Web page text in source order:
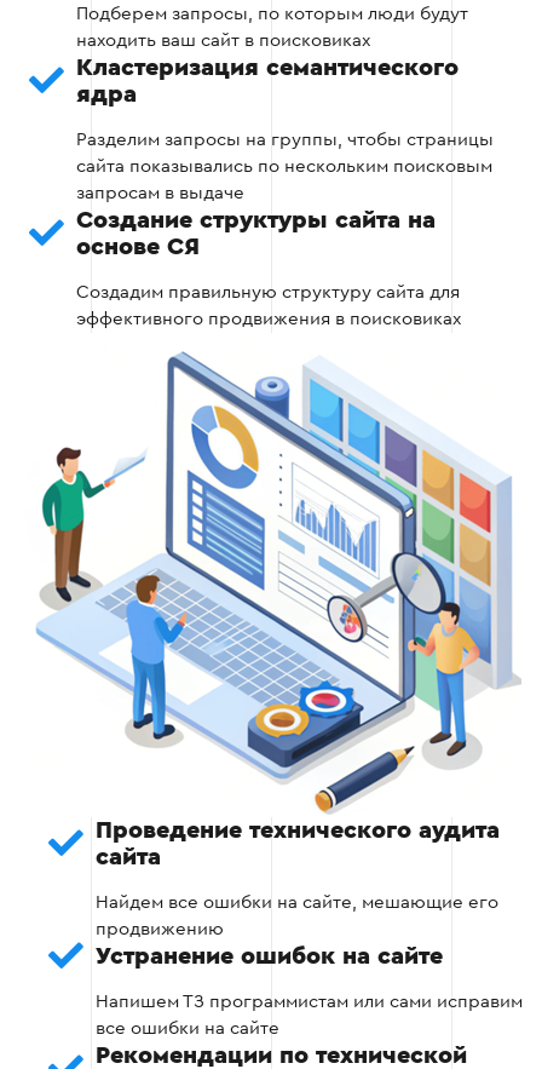
Интеграция Google Analytics и Google
Search Console
Отслеживание целей и конверсий
Регулярные отчеты
Этап 2
Этап 3 — Соберем семантическое ядро
​​и создадим структуру сайта
Соберем ключевые запросы, на основе
которых сформируем логическую структуру
страниц сайта, что отвечает запросам
пользователей и повысит SEO эффективность.
Сбор семантического ядра
Группировка ключевых слов
Построение структуры сайта
Этап 3
Этап 4 — Проведем работу по
внутренней оптимизации сайта
Подберем запросы, по которым люди будут
находить ваш сайт в поисковиках
Кластеризация семантического
ядра
Разделим запросы на группы, чтобы страницы
сайта показывались по нескольким поисковым
запросам в выдаче
Создание структуры сайта на
основе СЯ
Создадим правильную структуру сайта для
эффективного продвижения в поисковиках
Проведение технического аудита
сайта
Найдем все ошибки на сайте, мешающие его
продвижению
Устранение ошибок на сайте
Напишем ТЗ программистам или сами исправим
все ошибки на сайте
Рекомендации по технической